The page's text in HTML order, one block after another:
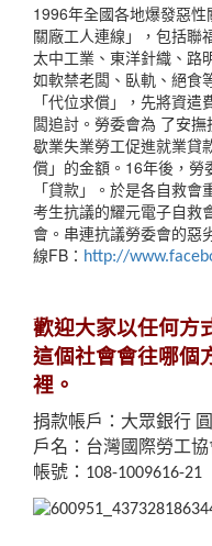
1996年全國各地爆發惡
關廠工人連線」，包括聯
太中工業、東洋針織、路
如軟禁老闆、臥軌、絕食
「代位求償」，先將資
闆追討。勞委會為 了安
歇業失業勞工促進就業貸
償」的金額。16年後，勞
「貸款」。於是各自救
考生抗議的耀元電子自救
會。串連抗議勞委會的惡
線FB： http://
歡迎大家以任何方
這個社會會往哪個
裡。
捐款帳戶：大眾銀行
戶名：台灣國際勞工協
帳號：108-1009616-21